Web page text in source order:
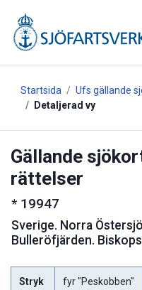
Startsida
Ufs gällande
Detaljerad vy
Gällande
rättelser
* 19947
Sverige. Norra
Bulleröfjärden.
Stryk
fyr "Peskobben"